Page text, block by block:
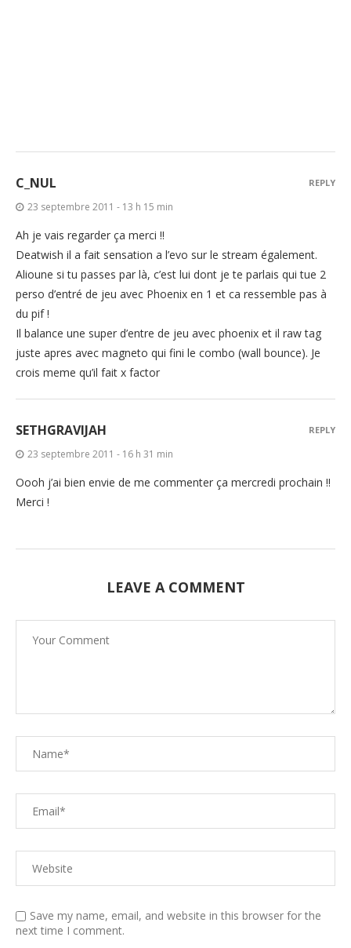
C_NUL
23 septembre 2011 - 13 h 15 min
Ah je vais regarder ça merci !!
Deatwish il a fait sensation a l’evo sur le stream également.
Alioune si tu passes par là, c’est lui dont je te parlais qui tue 2
perso d’entré de jeu avec Phoenix en 1 et ca ressemble pas à
du pif !
Il balance une super d’entre de jeu avec phoenix et il raw tag
juste apres avec magneto qui fini le combo (wall bounce). Je
crois meme qu’il fait x factor
REPLY
SETHGRAVIJAH
23 septembre 2011 - 16 h 31 min
Oooh j’ai bien envie de me commenter ça mercredi prochain !!
Merci !
REPLY
LEAVE A COMMENT
Save my name, email, and website in this browser for the
next time I comment.